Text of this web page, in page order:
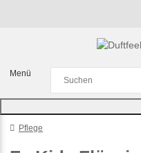
Menü
Pflege